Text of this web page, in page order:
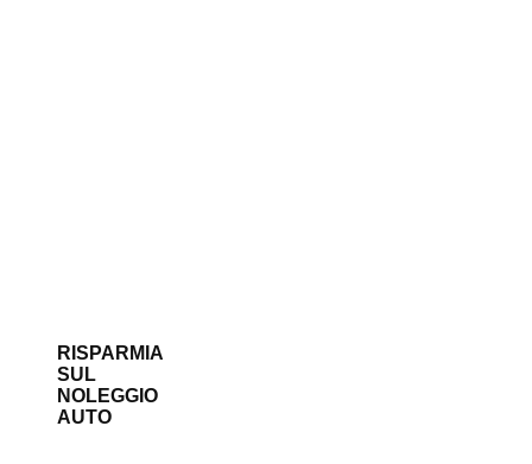
RISPARMIA
SUL
NOLEGGIO
AUTO